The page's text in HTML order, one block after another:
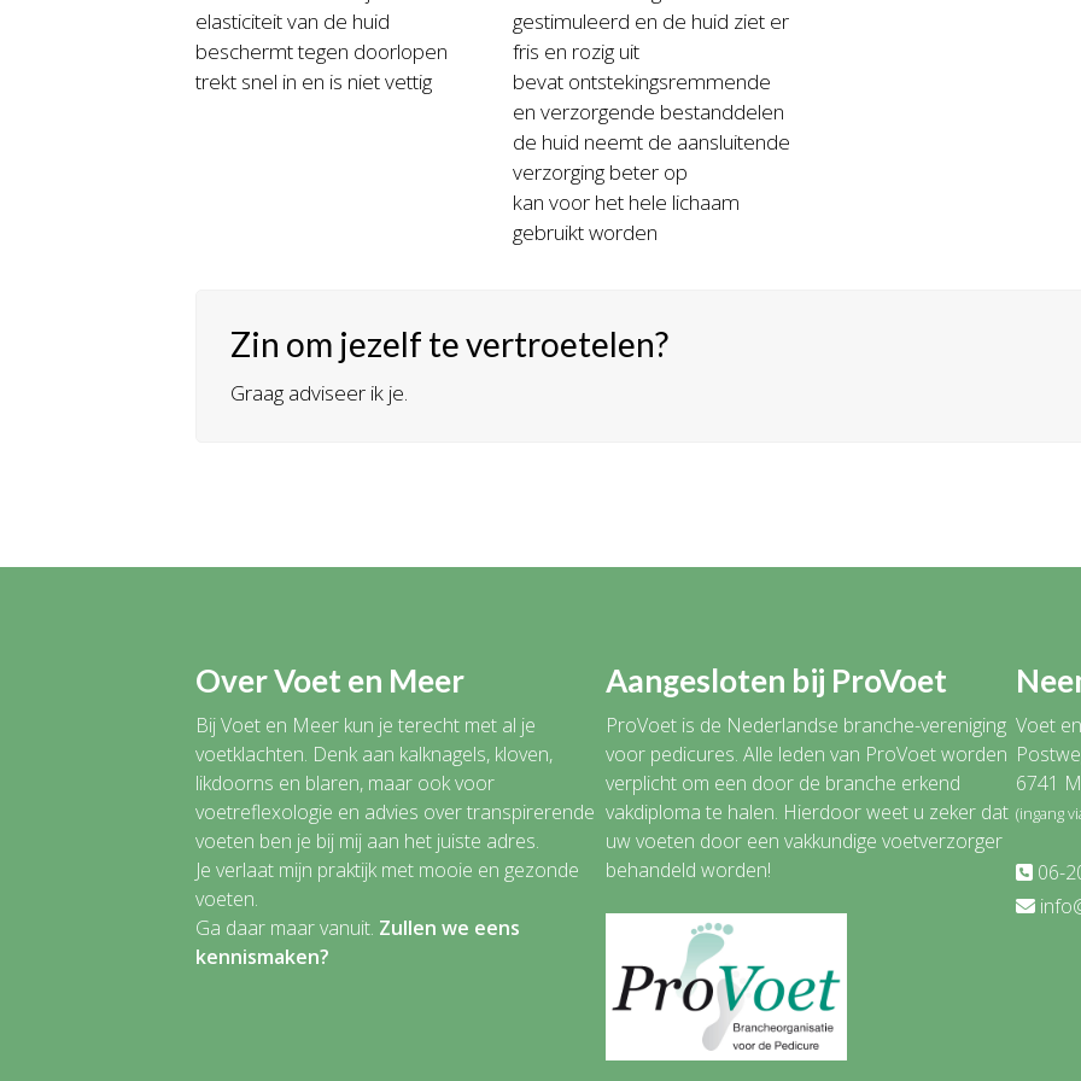
elasticiteit van de huid
beschermt tegen doorlopen
trekt snel in en is niet vettig
gestimuleerd en de huid ziet er
fris en rozig uit
bevat ontstekingsremmende
en verzorgende bestanddelen
de huid neemt de aansluitende
verzorging beter op
kan voor het hele lichaam
gebruikt worden
Zin om jezelf te vertroetelen?
Graag adviseer ik je.
Over Voet en Meer
Bij Voet en Meer kun je terecht met al je
voetklachten. Denk aan kalknagels, kloven,
likdoorns en blaren, maar ook voor
voetreflexologie en advies over transpirerende
voeten ben je bij mij aan het juiste adres.
Je verlaat mijn praktijk met mooie en gezonde
voeten.
Ga daar maar vanuit. Zullen we eens
kennismaken?
Aangesloten bij ProVoet
ProVoet is de Nederlandse branche-vereniging
voor pedicures. Alle leden van ProVoet worden
verplicht om een door de branche erkend
vakdiploma te halen. Hierdoor weet u zeker dat
uw voeten door een vakkundige voetverzorger
behandeld worden!
Voet
6741
(ingang
06-